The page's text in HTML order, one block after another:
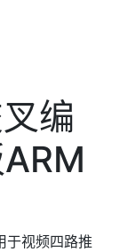
编
于视频四路推